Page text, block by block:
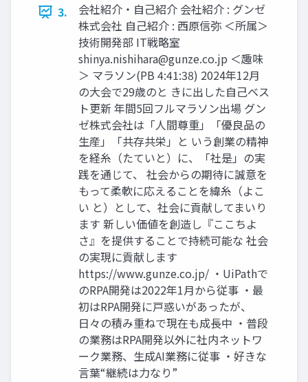
3.
会社紹介・自己紹介 会社紹介 : グンゼ
株式会社 自己紹介 : 西原信弥 ＜所属＞
技術開発部 IT戦略室
shinya.nishihara@gunze.co.jp ＜趣味
＞ マラソン(PB 4:41:38) 2024年12月
の大会で29歳のと きに出した自己ベス
ト更新 年間5回フルマラソン出場 グン
ゼ株式会社は「人間尊重」「優良品の
生産」「共存共栄」と いう創業の精神
を経糸（たていと）に、「社是」の実
践を通じて、 社会からの期待に誠意を
もって柔軟に応えることを緯糸（よこ
い と）として、社会に貢献してまいり
ます 新しい価値を創造し『ここちよ
さ』を提供することで持続可能な 社会
の実現に貢献します
https://www.gunze.co.jp/ ・UiPathで
のRPA開発は2022年1月から従事 ・最
初はRPA開発に戸惑いがあったが、
日々の積み重ねで現在も成長中 ・普段
の業務はRPA開発以外に社内ネットワ
ーク業務、生成AI業務に従事 ・好きな
言葉“継続は力なり”